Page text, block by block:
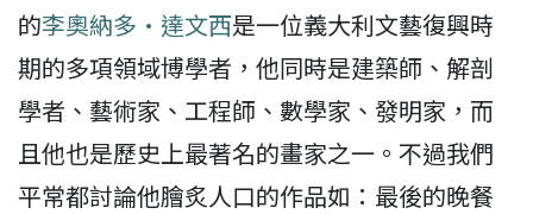
的李奧納多·達文西是一位義大利文藝復興時
期的多項領域博學者，他同時是建築師、解剖
學者、藝術家、工程師、數學家、發明家，而
且他也是歷史上最著名的畫家之一。不過我們
平常都討論他膾炙人口的作品如：最後的晚餐